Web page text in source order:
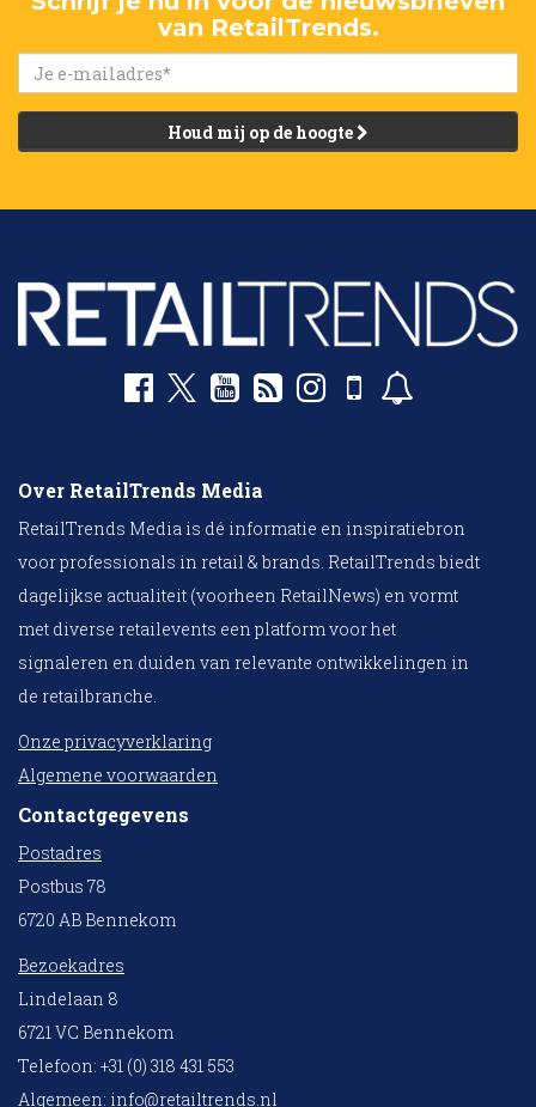
van RetailTrends.
Houd mij op de hoogte
Over RetailTrends Media
RetailTrends Media is dé informatie en inspiratiebron
voor professionals in retail & brands. RetailTrends biedt
dagelijkse actualiteit (voorheen RetailNews) en vormt
met diverse retailevents een platform voor het
signaleren en duiden van relevante ontwikkelingen in
de retailbranche.
Onze privacyverklaring
Algemene voorwaarden
Contactgegevens
Postadres
Postbus 78
6720 AB Bennekom
Bezoekadres
Lindelaan 8
6721 VC Bennekom
Telefoon: +31 (0) 318 431 553
Algemeen: info@retailtrends.nl